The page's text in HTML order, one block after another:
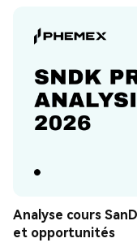
Analyse cours
et opportunités